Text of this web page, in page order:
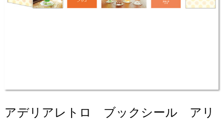
アデリアレトロ ブックシール アリ